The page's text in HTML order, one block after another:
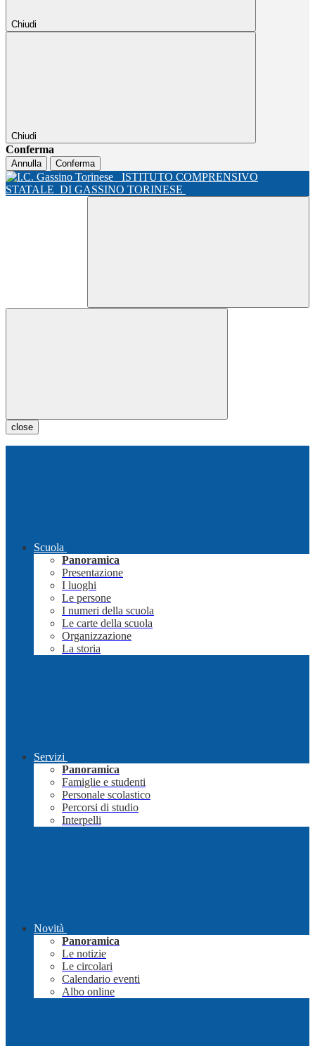
Chiudi
Chiudi
Conferma
Annulla Conferma
ISTITUTO COMPRENSIVO
STATALE DI GASSINO TORINESE
close
Scuola
Panoramica
Presentazione
I luoghi
Le persone
I numeri della scuola
Le carte della scuola
Organizzazione
La storia
Servizi
Panoramica
Famiglie e studenti
Personale scolastico
Percorsi di studio
Interpelli
Novità
Panoramica
Le notizie
Le circolari
Calendario eventi
Albo online